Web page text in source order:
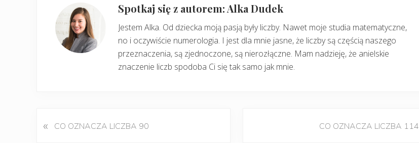
Spotkaj się z autorem: Alka Dudek
Jestem Alka. Od dziecka moją pasją były liczby. Nawet moje studia matematyczne,
no i oczywiście numerologia. I jest dla mnie jasne, że liczby są częścią naszego
przeznaczenia, są zjednoczone, są nierozłączne. Mam nadzieję, że anielskie
znaczenie liczb spodoba Ci się tak samo jak mnie.
P
« CO OZNACZA LICZBA 90 CO OZNACZA LICZBA 114